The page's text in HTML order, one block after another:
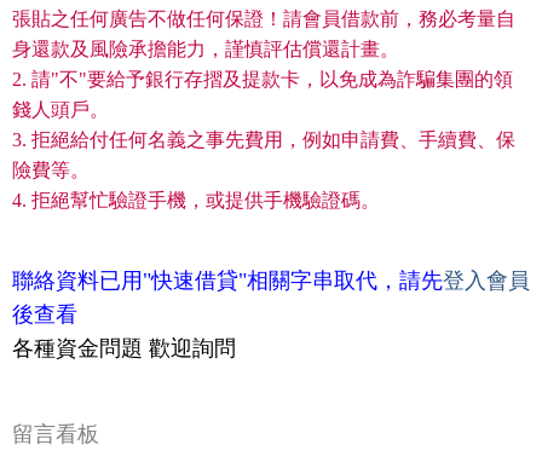
張貼之任何廣告不做任何保證！請會員借款前，務必考量自
身還款及風險承擔能力，謹慎評估償還計畫。
2. 請"不"要給予銀行存摺及提款卡，以免成為詐騙集團的領
錢人頭戶。
3. 拒絕給付任何名義之事先費用，例如申請費、手續費、保
險費等。
4. 拒絕幫忙驗證手機，或提供手機驗證碼。
聯絡資料已用"快速借貸"相關字串取代，請先登入會員
後查看
各種資金問題 歡迎詢問
留言看板